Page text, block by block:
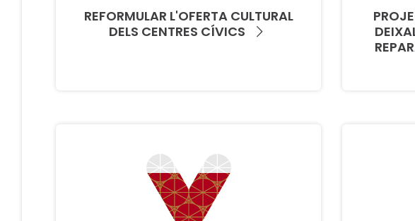
REFORMULAR L'OFERTA CULTURAL
DELS CENTRES CÍVICS